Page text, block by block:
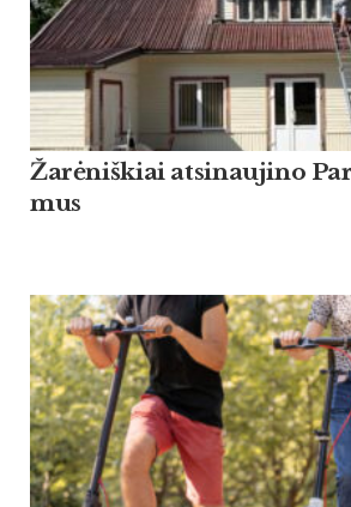
Žarė­niš­kiai at­si­nau­ji­no
mus